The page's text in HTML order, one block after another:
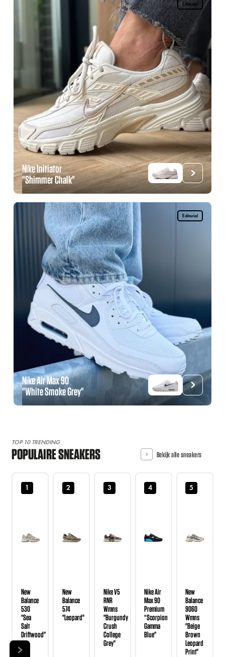
Editorial
Nike Initiator
"Shimmer Chalk"
Editorial
Nike Air Max 90
"White Smoke Grey"
TOP 10 TRENDING
POPULAIRE SNEAKERS Bekijk alle sneakers
1
New
Balance
530
"Sea
Salt
Driftwood"
2
New
Balance
574
"Leopard"
3
Nike V5
RNR
Wmns
"Burgundy
Crush
College
Grey"
4
Nike Air
Max 90
Premium
“Scorpion
Gamma
Blue"
5
New
Balance
9060
Wmns
"Beige
Brown
Leopard
Print"